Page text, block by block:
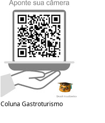
Coluna Gastroturismo